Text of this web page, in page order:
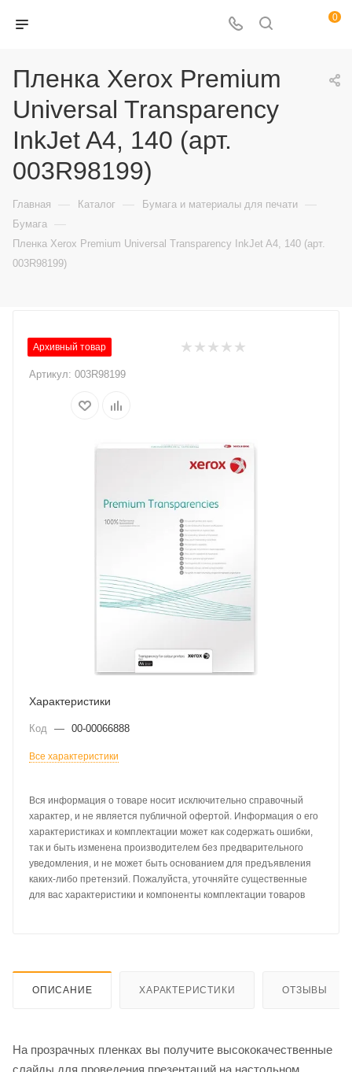
0
Пленка Xerox Premium
Universal Transparency
InkJet A4, 140 (арт.
003R98199)
Главная — Каталог — Бумага и материалы для печати —
Бумага —
Пленка Xerox Premium Universal Transparency InkJet A4, 140 (арт.
003R98199)
Архивный товар
Артикул: 003R98199
Характеристики
Код — 00-00066888
Все характеристики
Вся информация о товаре носит исключительно справочный
характер, и не является публичной офертой. Информация о его
характеристиках и комплектации может как содержать ошибки,
так и быть изменена производителем без предварительного
уведомления, и не может быть основанием для предъявления
каких-либо претензий. Пожалуйста, уточняйте существенные
для вас характеристики и компоненты комплектации товаров
ОПИСАНИЕ ХАРАКТЕРИСТИКИ ОТЗЫВЫ
На прозрачных пленках вы получите высококачественные
слайды для проведения презентаций на настольном